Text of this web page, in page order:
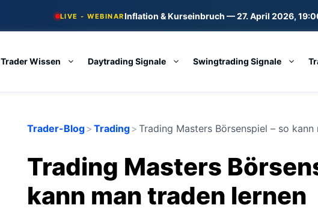
LIVE - WEBINARInflation & Kurseinbruch — 27. April 2026,
Trader Wissen Daytrading Signale Swingtrading Signale
Trader-Blog> Trading> Trading Masters Börsenspiel – so kann
Trading Masters
kann man traden lernen